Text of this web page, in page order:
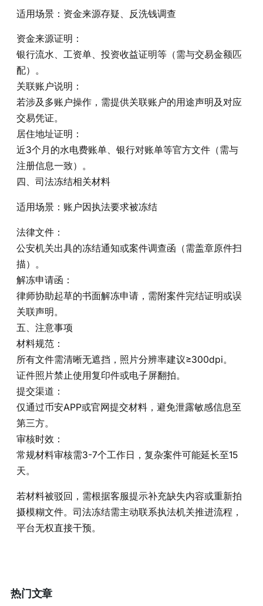
适用场景‌：资金来源存疑、反洗钱调查
资金来源证明‌：
银行流水、工资单、投资收益证明等（需与交易金额匹
配）。
关联账户说明‌：
若涉及多账户操作，需提供关联账户的用途声明及对应
交易凭证。
居住地址证明‌：
近3个月的水电费账单、银行对账单等官方文件（需与
注册信息一致）。
四、司法冻结相关材料‌
适用场景‌：账户因执法要求被冻结
法律文件‌：
公安机关出具的冻结通知或案件调查函（需盖章原件扫
描）。
解冻申请函‌：
律师协助起草的书面解冻申请，需附案件完结证明或误
关联声明。
五、注意事项‌
材料规范‌：
所有文件需清晰无遮挡，照片分辨率建议≥300dpi。
证件照片禁止使用复印件或电子屏翻拍。
提交渠道‌：
仅通过币安APP或官网提交材料，避免泄露敏感信息至
第三方。
审核时效‌：
常规材料审核需3-7个工作日，复杂案件可能延长至15
天。
若材料被驳回，需根据客服提示补充缺失内容或重新拍
摄模糊文件。司法冻结需主动联系执法机关推进流程，
平台无权直接干预。
热门文章